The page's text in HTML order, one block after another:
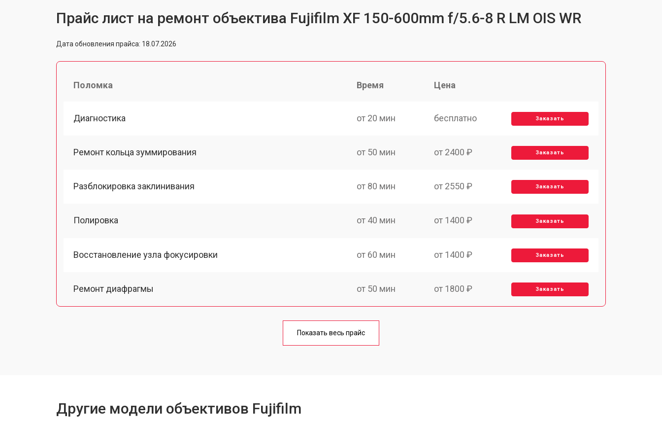
Прайс лист на ремонт объектива Fujifilm XF 150-600mm f/5.6-8 R LM OIS WR
Дата обновления прайса: 18.07.2026
Поломка Время Цена
Диагностика от 20 мин бесплатно Заказать
Ремонт кольца зуммирования от 50 мин от 2400 ₽ Заказать
Разблокировка заклинивания от 80 мин от 2550 ₽ Заказать
Полировка от 40 мин от 1400 ₽ Заказать
Восстановление узла фокусировки от 60 мин от 1400 ₽ Заказать
Ремонт диафрагмы от 50 мин от 1800 ₽ Заказать
от 60 мин
Показать весь прайс
Другие модели объективов Fujifilm